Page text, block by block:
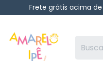
Frete grátis acima de